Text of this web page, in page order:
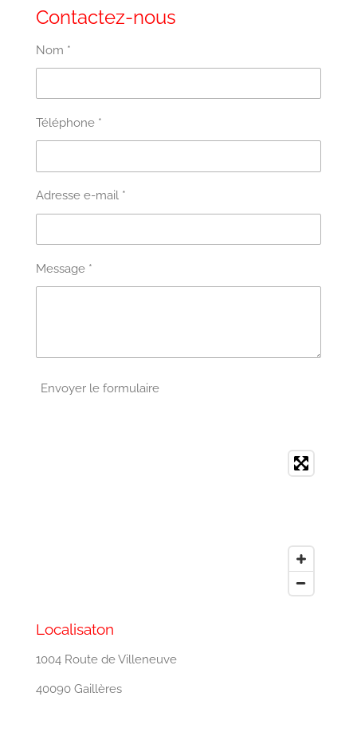
Contactez-nous
Nom *
Téléphone *
Adresse e-mail *
Message *
Envoyer le formulaire
Localisaton
1004 Route de Villeneuve
40090 Gaillères